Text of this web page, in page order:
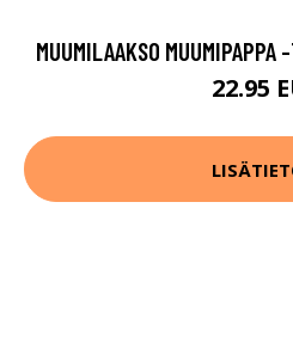
MUUMILAAKSO
22.95